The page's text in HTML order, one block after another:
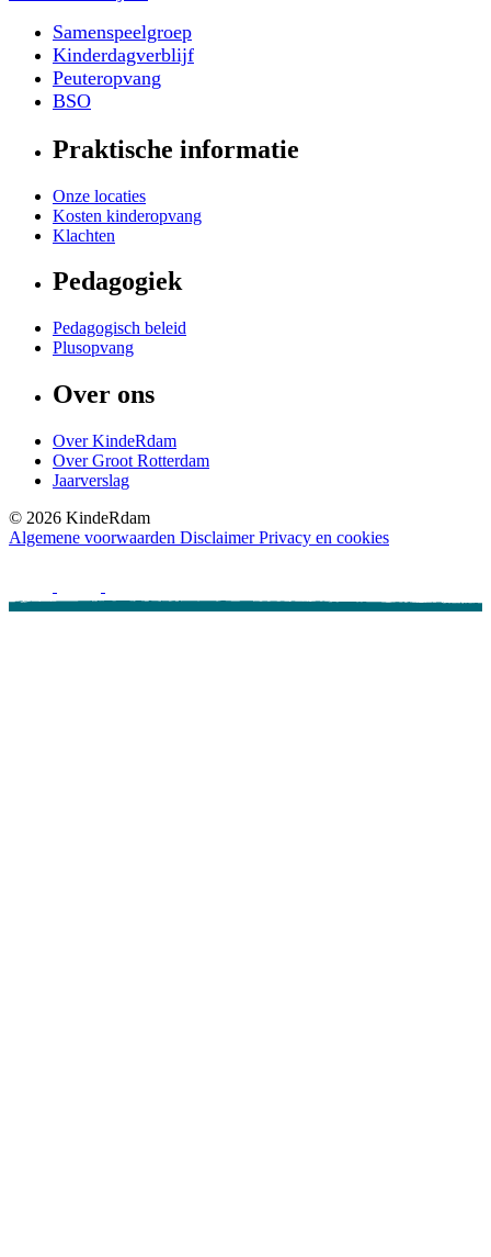
Samenspeelgroep
Kinderdagverblijf
Peuteropvang
BSO
Praktische informatie
Onze locaties
Kosten kinderopvang
Klachten
Pedagogiek
Pedagogisch beleid
Plusopvang
Over ons
Over KindeRdam
Over Groot Rotterdam
Jaarverslag
© 2026 KindeRdam
Algemene voorwaarden Disclaimer Privacy en cookies